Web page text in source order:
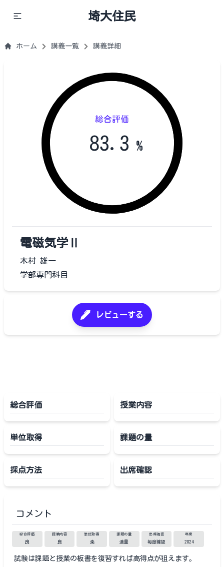
埼大住民
ホーム 講義一覧 講義詳細
総合評価
83.3 %
電磁気学Ⅱ
木村 雄一
学部専門科目
レビューする
総合評価 授業内容
単位取得 課題の量
採点方法 出席確認
コメント
総合評価
良
授業内容
良
単位取得
楽
課題の量
適量
出席確認
毎度確認
年度
2024
試験は課題と授業の板書を復習すれば高得点が狙えます。